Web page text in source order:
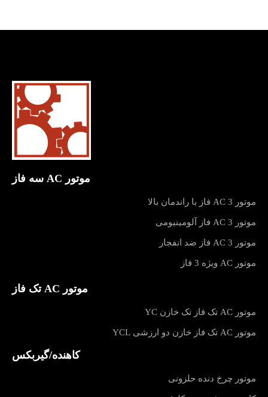
موتور AC سه فاز
موتور AC 3 فاز با راندمان بالا
موتور AC 3 فاز آلومینیومی
موتور AC 3 فاز ضد انفجار
موتور AC ویژه 3 فاز
موتور AC تک فاز
موتور AC تک فاز تک خازن YC
موتور AC تک فاز خازن دو ارزشی YCL
کاهنده/گیربکس
موتور چرخ دنده حلزونی